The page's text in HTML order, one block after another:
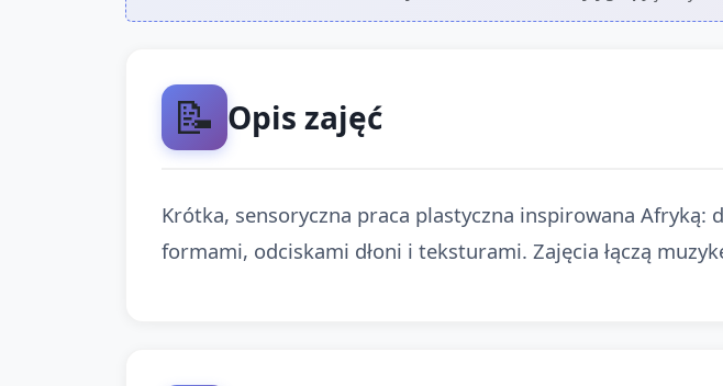
📝 Opis zajęć
Krótka, sensoryczna praca plastyczna inspirowana
formami, odciskami dłoni i teksturami. Zajęcia łączą